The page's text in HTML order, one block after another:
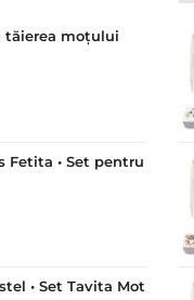
tăierea moțului
Fetita • Set pentru
• Set Tavita Mot